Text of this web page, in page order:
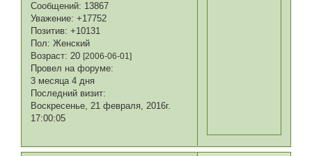
Сообщений: 13867
Уважение: +17752
Позитив: +10131
Пол: Женский
Возраст: 20[2006-06-01]
Провел на форуме:
3 месяца 4 дня
Последний визит:
Воскресенье, 21 февраля, 2016г.
17:00:05